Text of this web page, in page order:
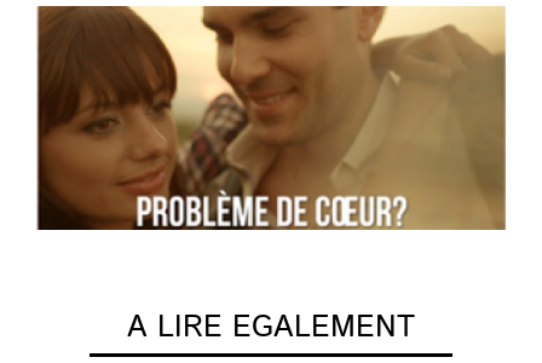
A LIRE EGALEMENT